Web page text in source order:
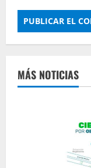
MÁS NOTICIAS